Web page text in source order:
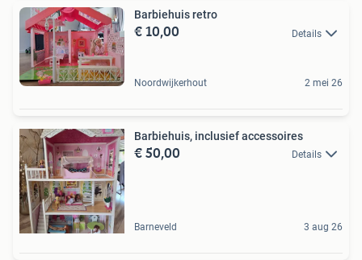
Barbiehuis retro
€ 10,00 Details
Noordwijkerhout 2 mei 26
Barbiehuis, inclusief accessoires
€ 50,00 Details
Barneveld 3 aug 26